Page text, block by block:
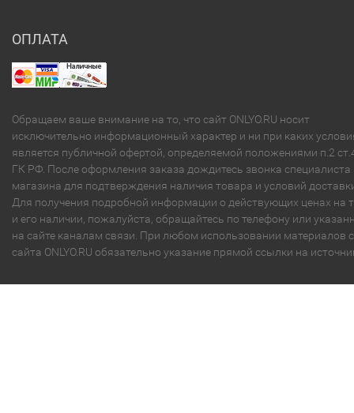
ОПЛАТА
Обращаем ваше внимание на то, что сайт ONLYO.RU носит
исключительно информационный характер и ни при каких
является публичной офертой, определяемой положениями п.2
ГК РФ. После оформления заказа дождитесь звонка специалиста
магазина для подтверждения наличия товара и условий
Для получения подробной информации о действующих ценах на
и его наличии, пожалуйста, обращайтесь по телефону или
на сайте каналам связи. При любом использовании материалов с
сайта ONLYO.RU обязательно указание прямой ссылки на